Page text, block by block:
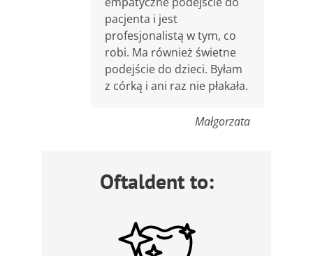
pacjenta i jest
profesjonalistą w tym, co
robi. Ma również świetne
podejście do dzieci. Byłam
z córką i ani raz nie płakała.
Małgorzata
Oftaldent to: